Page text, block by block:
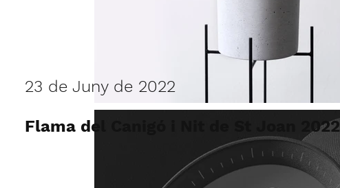
23 de Juny de 2022
Flama del Canigó i Nit de St Joan 2022